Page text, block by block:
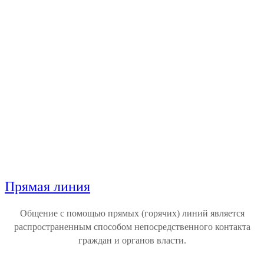
Прямая линия
Общение с помощью прямых (горячих) линий является
распространенным способом непосредственного контакта
граждан и органов власти.